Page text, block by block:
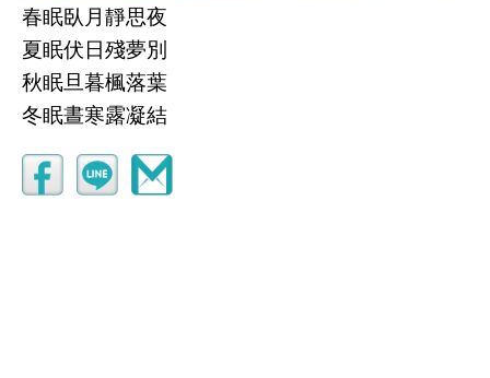
春眠臥月靜思夜
夏眠伏日殘夢別
秋眠旦暮楓落葉
冬眠晝寒露凝結